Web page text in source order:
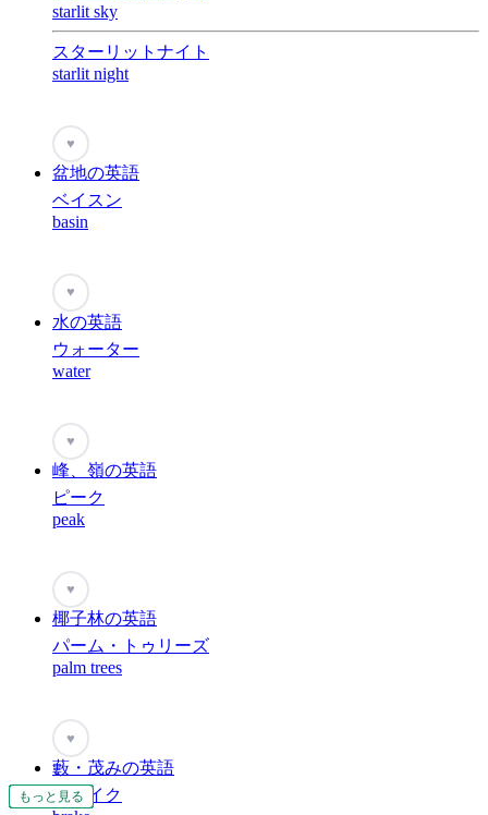
もっと見る
もっと見る
もっと見る
もっと見る
もっと見る
もっと見る
もっと見る
もっと見る
もっと見る
もっと見る
もっと見る
もっと見る
もっと見る
もっと見る
もっと見る
もっと見る
もっと見る
もっと見る
もっと見る
もっと見る
もっと見る
もっと見る
もっと見る
もっと見る
もっと見る
もっと見る
もっと見る
もっと見る
もっと見る
もっと見る
もっと見る
もっと見る
starlit sky
スターリットナイト
starlit night
もっと見る
♥
盆地の英語
ベイスン
basin
♥
水の英語
ウォーター
water
もっと見る
♥
峰、嶺の英語
ピーク
peak
♥
椰子林の英語
パーム・トゥリーズ
palm trees
♥
藪・茂みの英語
ブレイク
もっと見る